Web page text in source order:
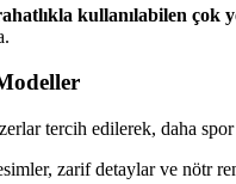
kullanılabilen çok
tercih edilerek, daha
zarif detaylar ve nötr